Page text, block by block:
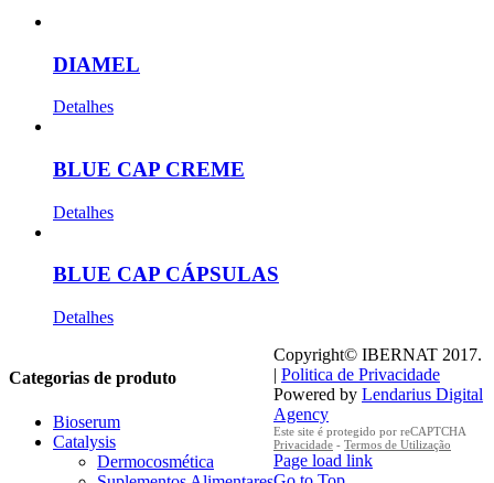
DIAMEL
Detalhes
BLUE CAP CREME
Detalhes
BLUE CAP CÁPSULAS
Detalhes
Categorias de produto
Bioserum
Catalysis
Dermocosmética
Copyright© IBERNAT 2017.
| Politica de Privacidade
Powered by Lendarius Digital
Agency
Este site é protegido por reCAPTCHA
Privacidade - Termos de Utilização
Page load link